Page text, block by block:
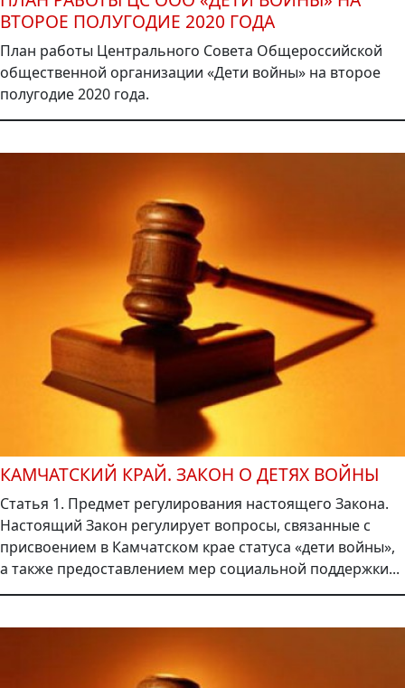
ВТОРОЕ ПОЛУГОДИЕ 2020 ГОДА
План работы Центрального Совета Общероссийской
общественной организации «Дети войны» на второе
полугодие 2020 года.
КАМЧАТСКИЙ КРАЙ. ЗАКОН О ДЕТЯХ ВОЙНЫ
Статья 1. Предмет регулирования настоящего Закона.
Настоящий Закон регулирует вопросы, связанные с
присвоением в Камчатском крае статуса «дети войны»,
а также предоставлением мер социальной поддержки...